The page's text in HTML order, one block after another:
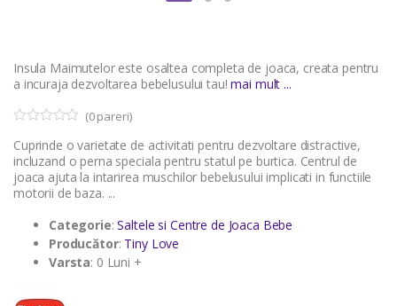
Insula Maimutelor este osaltea completa de joaca, creata pentru
a incuraja dezvoltarea bebelusului tau!mai mult ...
o
u
t
o
f
(0pareri)
Cuprinde o varietate de activitati pentru dezvoltare distractive,
incluzand o perna speciala pentru statul pe burtica. Centrul de
joaca ajuta la intarirea muschilor bebelusului implicati in functiile
motorii de baza. ...
Categorie:Saltele si Centre de Joaca Bebe
Producător: Tiny Love
Varsta: 0 Luni +